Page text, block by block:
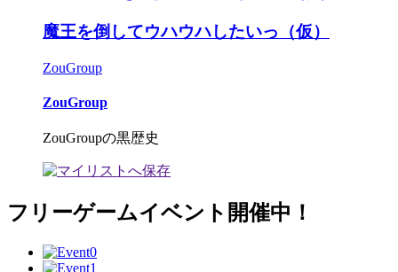
魔王を倒してウハウハしたいっ（仮）
ZouGroup
ZouGroup
ZouGroupの黒歴史
フリーゲームイベント開催中！